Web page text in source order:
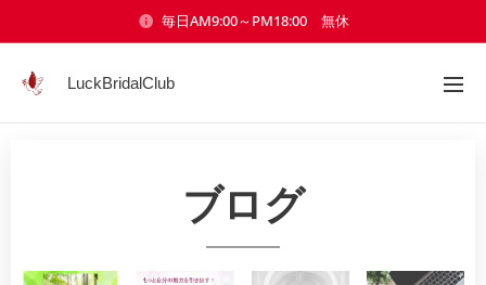
毎日AM9:00～PM18:00 無休
LuckBridalClub
ブログ